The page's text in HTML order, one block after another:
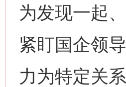
为发现一起
紧盯国企领
力为特定关